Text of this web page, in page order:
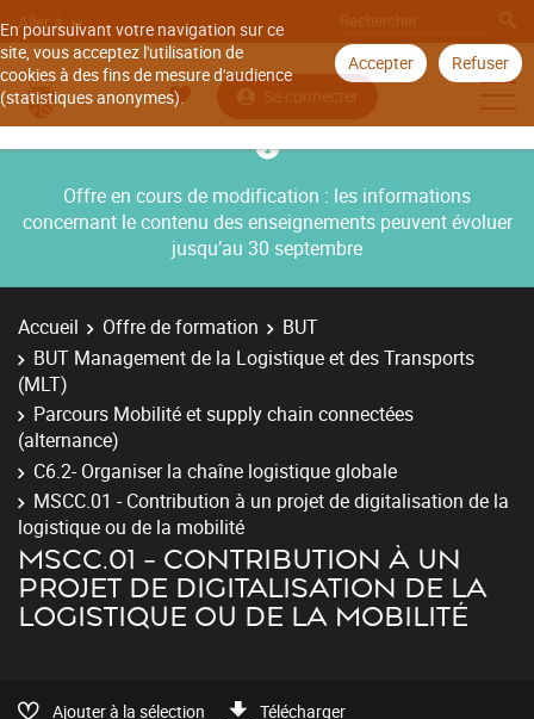
En poursuivant votre navigation sur ce
site, vous acceptez l'utilisation de
cookies à des fins de mesure d'audience
(statistiques anonymes).
Accepter Refuser
Aller à
Se connecter
Offre en cours de modification : les informations
concernant le contenu des enseignements peuvent évoluer
jusqu’au 30 septembre
Accueil Offre de formation
BUT
BUT Management de la Logistique et des Transports
(MLT)
Parcours Mobilité et supply chain connectées
(alternance)
C6.2- Organiser la chaîne logistique globale
MSCC.01 - Contribution à un projet de digitalisation de la
logistique ou de la mobilité
MSCC.01 - CONTRIBUTION À UN
PROJET DE DIGITALISATION DE LA
LOGISTIQUE OU DE LA MOBILITÉ
Ajouter à la sélection Télécharger